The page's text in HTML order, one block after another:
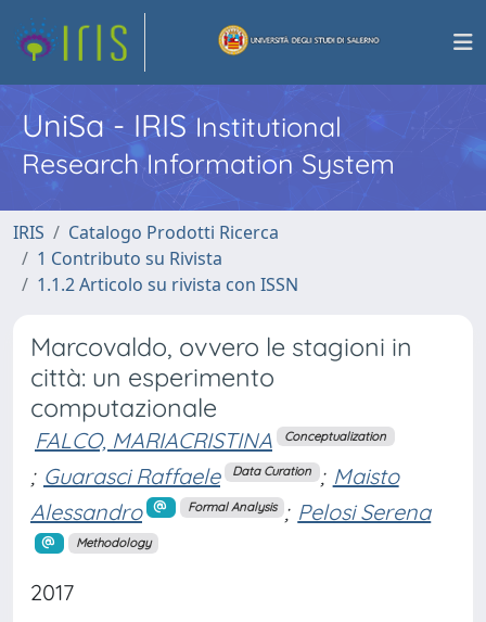
UniSa - IRISInstitutional
Research Information System
IRIS
Catalogo Prodotti Ricerca
1 Contributo su Rivista
1.1.2 Articolo su rivista con ISSN
Marcovaldo, ovvero le stagioni in
città: un esperimento
computazionale
FALCO, MARIACRISTINA Conceptualization
; Guarasci Raffaele Data Curation ; Maisto
Alessandro
Formal Analysis ; Pelosi Serena
Methodology
2017